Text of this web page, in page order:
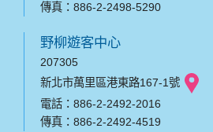
傳真：886-2-2498-5290
野柳遊客中心
207305
新北市萬里區港東路167-1號
電話：886-2-2492-2016
傳真：886-2-2492-4519